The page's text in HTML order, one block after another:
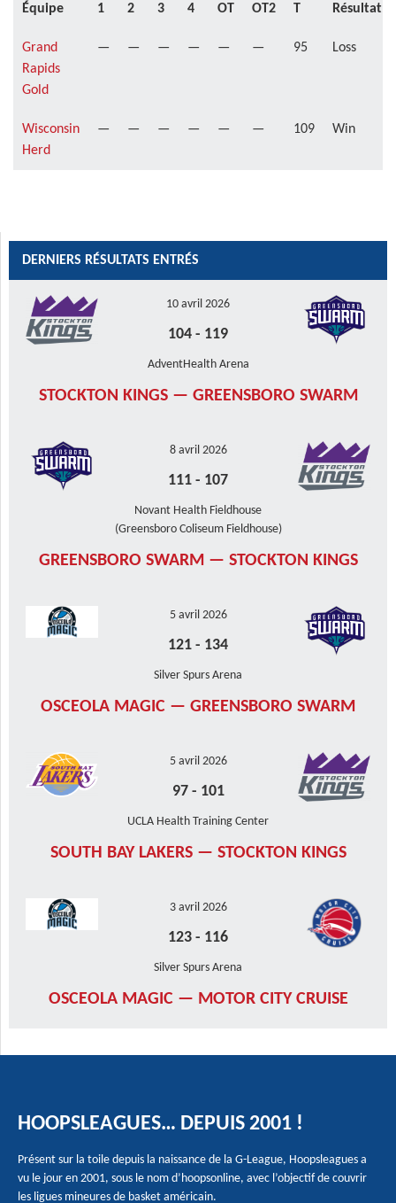
Équipe 1 2 3 4 OT OT2 T Résultat
Grand
Rapids
Gold
— — — — — — 95 Loss
Wisconsin
Herd
— — — — — — 109 Win
DERNIERS RÉSULTATS ENTRÉS
10 avril 2026
104 - 119
AdventHealth Arena
STOCKTON KINGS — GREENSBORO SWARM
8 avril 2026
111 - 107
Novant Health Fieldhouse
(Greensboro Coliseum Fieldhouse)
GREENSBORO SWARM — STOCKTON KINGS
5 avril 2026
121 - 134
Silver Spurs Arena
OSCEOLA MAGIC — GREENSBORO SWARM
5 avril 2026
97- 101
UCLA Health Training Center
SOUTH BAY LAKERS — STOCKTON KINGS
3 avril 2026
123 - 116
Silver Spurs Arena
OSCEOLA MAGIC — MOTOR CITY CRUISE
HOOPSLEAGUES… DEPUIS 2001 !
Présent sur la toile depuis la naissance de la G-League, Hoopsleagues a
vu le jour en 2001, sous le nom d’hoopsonline, avec l’objectif de couvrir
les ligues mineures de basket américain.